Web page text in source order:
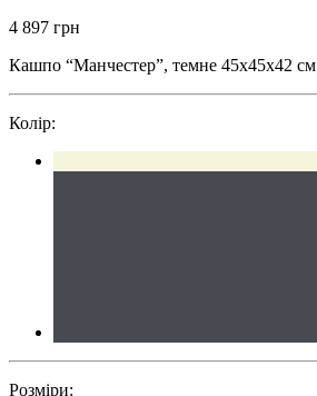
4 897 грн
Кашпо “Манчестер”, темне 45x45x42 см
Колір:
Розміри: